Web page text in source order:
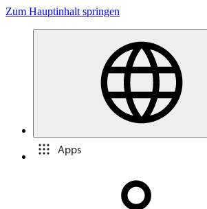
Zum Hauptinhalt springen
Apps